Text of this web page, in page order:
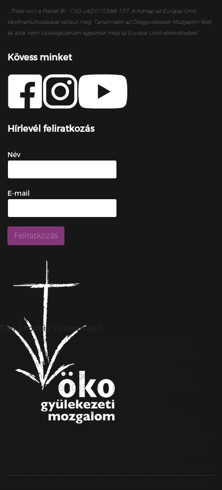
„ There isn’t a Planet B! - CSO-LA/2017/388-137. A honlap az Európai Unió
társfinanszírozásával valósul meg. Tartalmáért az Ökogyülekezeti Mozgalom felel,
és azok nem szükségszerűen egyeznek meg az Európai Unió véleményével.”
Kövess minket
Hírlevél feliratkozás
Név
E-mail
Süti („cookie”) Információ
Weboldalunkon „cookie”-kat (továbbiakban „süti”)
alkalmazunk. Ezek olyan fájlok, melyek információt
tárolnak webes böngészőjében. Ehhez az Ön
hozzájárulása szükséges. A „sütiket” az elektronikus
hírközlésről szóló 2003. évi C. törvény, az elektronikus
kereskedelmi szolgáltatások, az információs
társadalommal összefüggő szolgáltatások egyes
kérdéseiről szóló 2001. évi CVIII. törvény, valamint az